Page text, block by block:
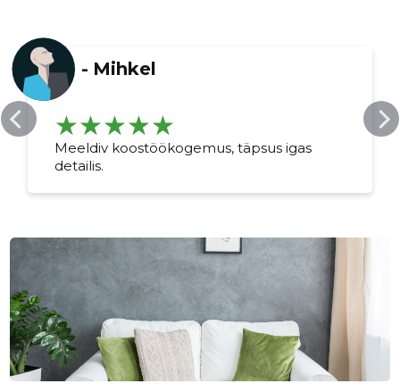
- Mihkel
Meeldiv koostöökogemus, täpsus igas
detailis.